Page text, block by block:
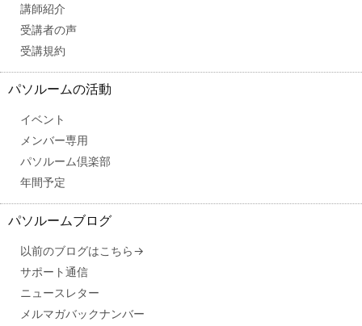
講師紹介
受講者の声
受講規約
パソルームの活動
イベント
メンバー専用
パソルーム倶楽部
年間予定
パソルームブログ
以前のブログはこちら→
サポート通信
ニュースレター
メルマガバックナンバー